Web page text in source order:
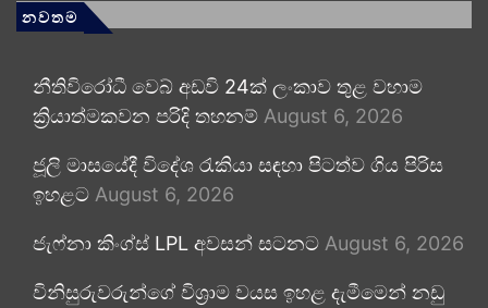
නවතම
නීතිවිරෝධී වෙබ් අඩවි 24ක් ලංකාව තුළ වහාම
ක්‍රියාත්මකවන පරිදි තහනම් August 6, 2026
ජූලි මාසයේදී විදේශ රැකියා සඳහා පිටත්ව ගිය පිරිස
ඉහළට August 6, 2026
ජැෆ්නා කිංග්ස් LPL අවසන් සටනට August 6, 2026
විනිසුරුවරුන්ගේ විශ්‍රාම වයස ඉහළ දැමීමෙන් නඩු